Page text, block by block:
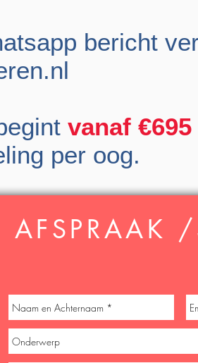
bericht
vanaf €695
per oog.
AFSPRAAK